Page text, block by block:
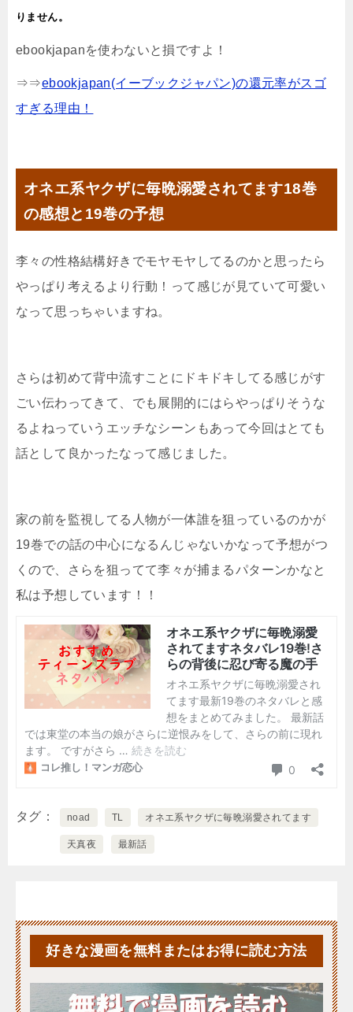
りません。
ebookjapanを使わないと損ですよ！
⇒⇒ebookjapan(イーブックジャパン)の還元率がスゴ
すぎる理由！
オネエ系ヤクザに毎晩溺愛されてます18巻
の感想と19巻の予想
李々の性格結構好きでモヤモヤしてるのかと思ったら
やっぱり考えるより行動！って感じが見ていて可愛い
なって思っちゃいますね。
さらは初めて背中流すことにドキドキしてる感じがす
ごい伝わってきて、でも展開的にはらやっぱりそうな
るよねっていうエッチなシーンもあって今回はとても
話として良かったなって感じました。
家の前を監視してる人物が一体誰を狙っているのかが
19巻での話の中心になるんじゃないかなって予想がつ
くので、さらを狙ってて李々が捕まるパターンかなと
私は予想しています！！
タグ noad TL オネエ系ヤクザに毎晩溺愛されてます
天真夜 最新話
好きな漫画を無料またはお得に読む方法